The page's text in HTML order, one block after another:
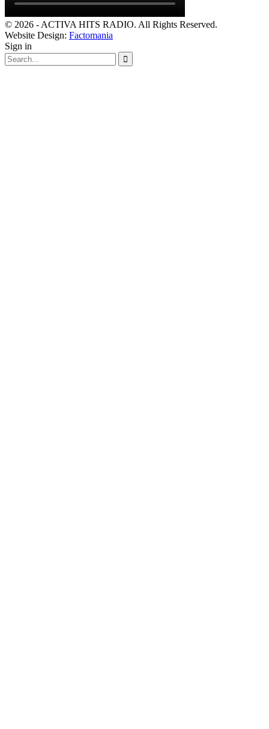
© 2026 - ACTIVA HITS RADIO. All Rights Reserved.
Website Design: Factomania
Sign in